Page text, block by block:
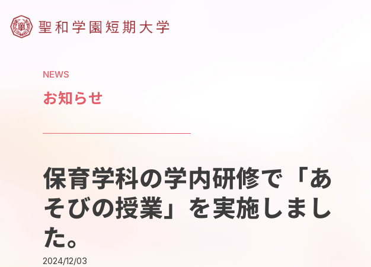
NEWS
お知らせ
保育学科の学内研修で「あ
そびの授業」を実施しまし
た。
2024/12/03